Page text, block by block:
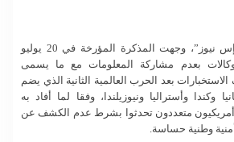
ووفقا لشبكة “سي بي إس نيوز”، وجهت المذكرة المؤرخة في 20 يوليو
بعدم مشاركة المعلومات مع ما يسمى
بعد الحرب العالمية الثانية الذي يضم
وكندا وأستراليا ونيوزيلندا، وفقا لما أفاد به
أمريكيون متعددون تحدثوا بشرط عدم الكشف عن
وطنية حساسة.